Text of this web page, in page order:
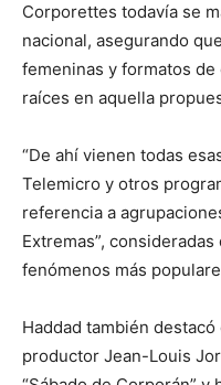
Corporettes todavía se
nacional, asegurando
femeninas y formatos
raíces en aquella
“De ahí vienen todas
Telemicro y otros
referencia a
Extremas”,
fenómenos más
Haddad también
productor Jean-Louis